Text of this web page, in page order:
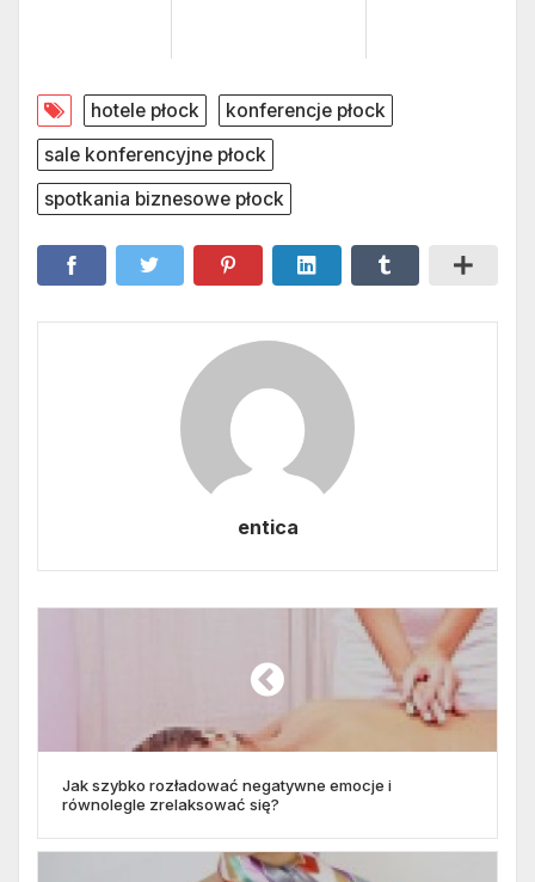
hotele płock
konferencje płock
sale konferencyjne płock
spotkania biznesowe płock
entica
Jak szybko rozładować negatywne emocje i
równolegle zrelaksować się?